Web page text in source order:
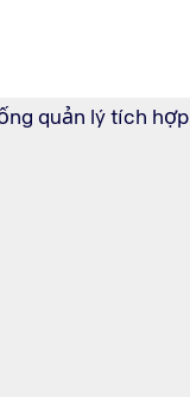
quản lý tích hợp
xã hội